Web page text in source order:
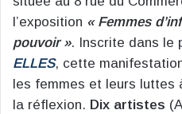
l’exposition « Femmes
pouvoir ». Inscrite dans le
ELLES, cette
les femmes et leurs luttes
la réflexion. Dix artistes